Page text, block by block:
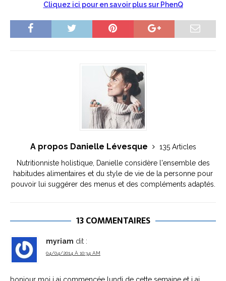
Cliquez ici pour en savoir plus sur PhenQ
A propos Danielle Lévesque
135 Articles
Nutritionniste holistique, Danielle considère l'ensemble des
habitudes alimentaires et du style de vie de la personne pour
pouvoir lui suggérer des menus et des compléments adaptés.
13 COMMENTAIRES
myriam dit :
04/04/2014 À 10:34 AM